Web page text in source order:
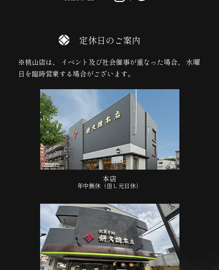
定休日のご案内
※桃山店は、 イベント及び社会催事が重なった場合、 水曜
日を臨時営業する場合がございます。
本店
年中無休（但し元日休）